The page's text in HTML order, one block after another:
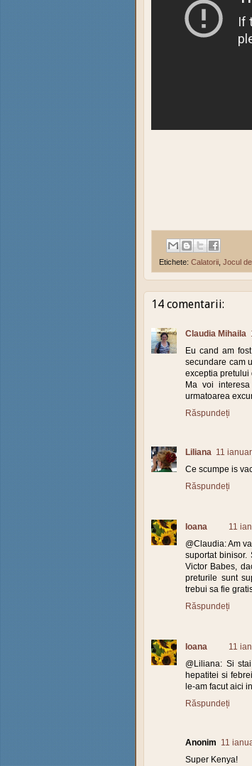
Etichete: Calatorii Jocul
14 comentarii:
Claudia Mihaila
Eu cand am
secundare cam
exceptia pretului
Ma voi
urmatoarea
Răspundeți
Liliana 11
Ce scumpe is
Răspundeți
Ioana
11
@Claudia: Am
suportat
Victor Babes,
preturile sunt
trebui sa fie
Răspundeți
Ioana
11
@Liliana: Si
hepatitei si
le-am facut aici
Răspundeți
Anonim 11
Super Kenya!